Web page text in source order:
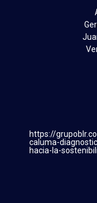
https://
caluma-
hacia-la-